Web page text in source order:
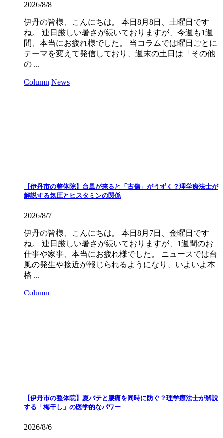
2026/8/8
伊丹の皆様、こんにちは。 本日8月8日、土曜日です
ね。 連日厳しい暑さが続いておりますが、今週も1週
間、本当にお疲れ様でした。 当コラムでは曜日ごとに
テーマを変えて発信しており、週末の土日は「その他
の ...
Column News
【伊丹市の整体院】台風が来ると「古傷」がうずく？理学療法士が
解説する気圧とヒスタミンの関係
2026/8/7
伊丹の皆様、こんにちは。 本日8月7日、金曜日です
ね。 連日厳しい暑さが続いておりますが、1週間のお
仕事や家事、本当にお疲れ様でした。 ニュースでは台
風の発生や接近が報じられるようになり、いよいよ本
格 ...
Column
【伊丹市の整体院】夏バテと腰痛を同時に防ぐ？理学療法士が解説
する「梅干し」の医学的なパワー
2026/8/6